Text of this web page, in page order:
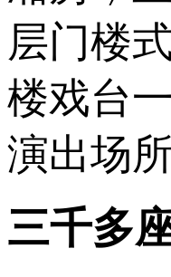
层门楼
楼戏台
演出场
三千多